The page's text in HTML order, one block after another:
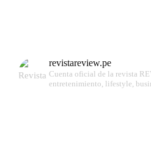
revistareview.pe
Cuenta oficial de la revista
entretenimiento, lifestyle,